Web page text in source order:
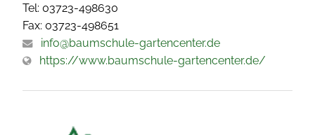
Tel: 03723-498630
Fax: 03723-498651
info@baumschule-gartencenter.de
https://www.baumschule-gartencenter.de/